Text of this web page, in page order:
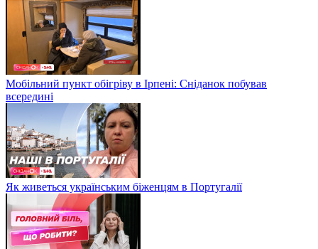
Мобільний пункт обігріву в Ірпені: Сніданок побував
всередині
Як живеться українським біженцям в Португалії